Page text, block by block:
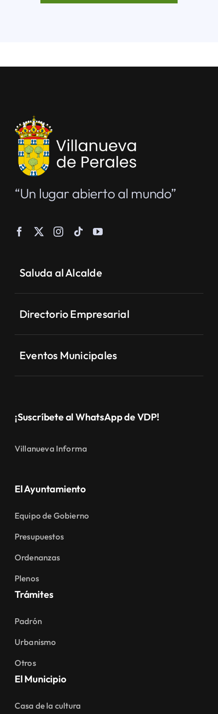
“Un lugar abierto al mundo”
Saluda al Alcalde
Directorio Empresarial
Eventos Municipales
¡Suscríbete al WhatsApp de VDP!
Villanueva Informa
El Ayuntamiento
Equipo de Gobierno
Presupuestos
Ordenanzas
Plenos
Trámites
Padrón
Urbanismo
Otros
El Municipio
Casa de la cultura